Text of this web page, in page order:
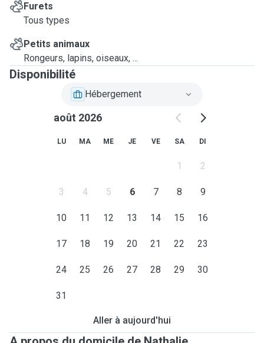
Furets
Tous types
Petits animaux
Rongeurs, lapins, oiseaux, ...
Disponibilité
Hébergement
août 2026
LU MA ME JE VE SA DI
1 2
3 4 5 6 7 8 9
10 11 12 13 14 15 16
17 18 19 20 21 22 23
24 25 26 27 28 29 30
31
Aller à aujourd'hui